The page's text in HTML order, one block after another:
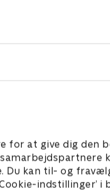
for at give dig den
kan til- og
indstillinger’ i
redningsaktion